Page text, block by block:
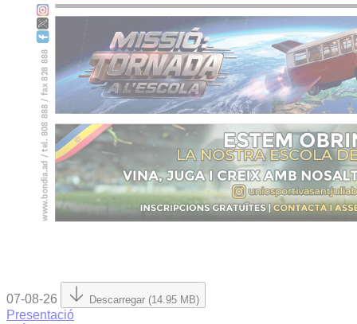
07-08-26 Descarregar (14.95 MB)
Presentació